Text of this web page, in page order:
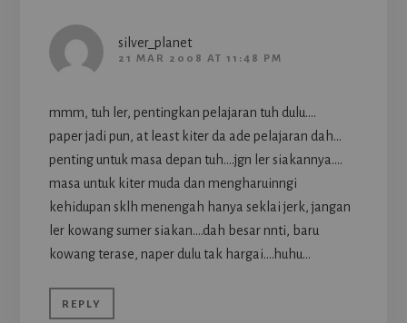
silver_planet
21 MAR 2008 AT 11:48 PM
mmm, tuh ler, pentingkan pelajaran tuh dulu….
paper jadi pun, at least kiter da ade pelajaran dah…
penting untuk masa depan tuh….jgn ler siakannya….
masa untuk kiter muda dan mengharuinngi
kehidupan sklh menengah hanya seklai jerk, jangan
ler kowang sumer siakan….dah besar nnti, baru
kowang terase, naper dulu tak hargai….huhu…
REPLY